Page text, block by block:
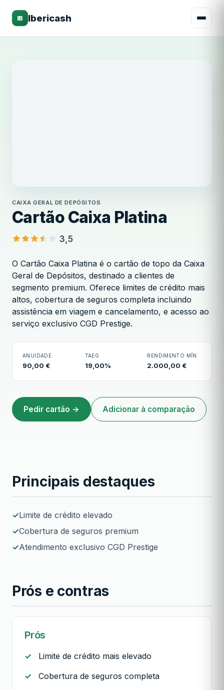
IB Ibericash
Cartão Caixa Platina
CAIXA GERAL DE DEPÓSITOS
Cartão Caixa Platina
3,5
O Cartão Caixa Platina é o cartão de topo da Caixa
Geral de Depósitos, destinado a clientes de
segmento premium. Oferece limites de crédito mais
altos, cobertura de seguros completa incluindo
assistência em viagem e cancelamento, e acesso ao
serviço exclusivo CGD Prestige.
ANUIDADE
90,00 €
TAEG
19,00%
RENDIMENTO MÍN.
2.000,00 €
Pedir cartão → Adicionar à comparação
Principais destaques
Limite de crédito elevado
Cobertura de seguros premium
Atendimento exclusivo CGD Prestige
Prós e contras
Prós
Limite de crédito mais elevado
Cobertura de seguros completa